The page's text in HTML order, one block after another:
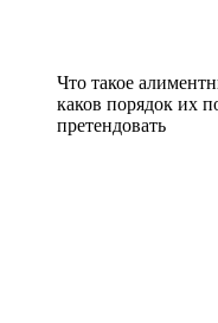
Что такое
каков порядок их
претендовать